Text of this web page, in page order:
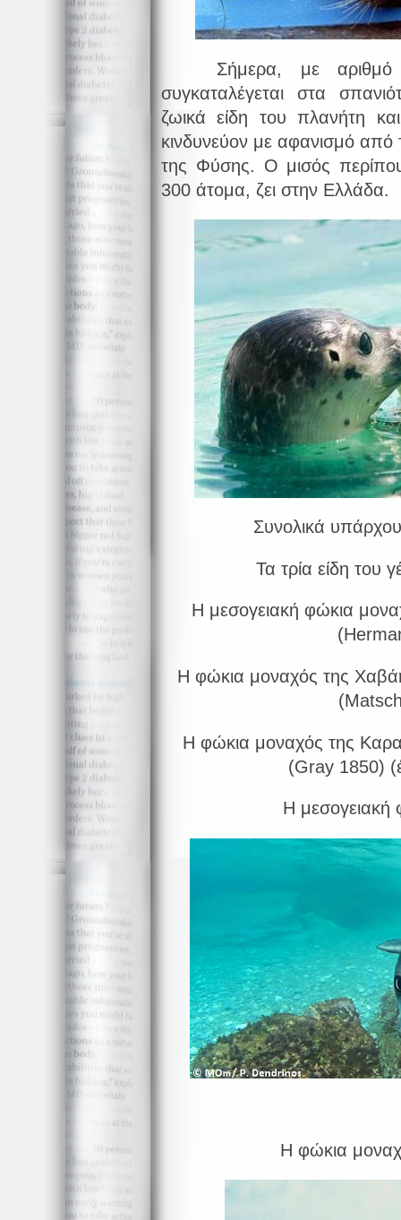
Σήμερα, με αριθμό
συγκαταλέγεται στα
ζωικά είδη του πλανήτη
κινδυνεύον με αφανισμό
της Φύσης. Ο μισός
300 άτομα, ζει στην Ελλάδα.
Συνολικά
Τα τρία είδη του
Η μεσογειακή φώκια
Η φώκια μοναχός της
Η φώκια μοναχός της
(Gray 1850)
Η μεσογειακή
Η φώκια